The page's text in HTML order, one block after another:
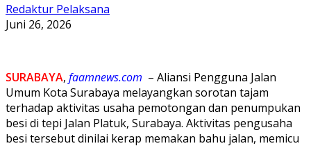
Redaktur Pelaksana
Juni 26, 2026
SURABAYA, faamnews.com – Aliansi Pengguna Jalan
Umum Kota Surabaya melayangkan sorotan tajam
terhadap aktivitas usaha pemotongan dan penumpukan
besi di tepi Jalan Platuk, Surabaya. Aktivitas pengusaha
besi tersebut dinilai kerap memakan bahu jalan, memicu